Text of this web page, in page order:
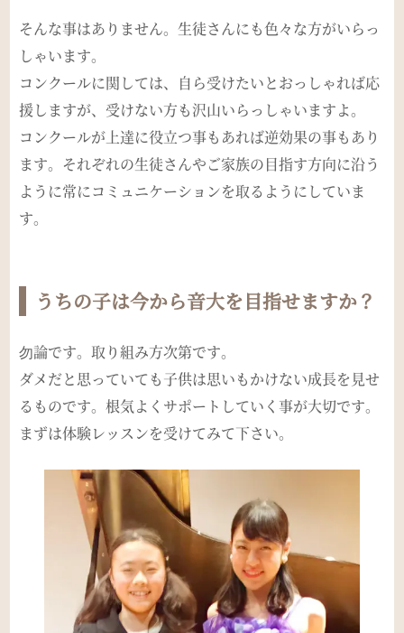
そんな事はありません。生徒さんにも色々な方がいらっ
しゃいます。
コンクールに関しては、自ら受けたいとおっしゃれば応
援しますが、受けない方も沢山いらっしゃいますよ。
コンクールが上達に役立つ事もあれば逆効果の事もあり
ます。それぞれの生徒さんやご家族の目指す方向に沿う
ように常にコミュニケーションを取るようにしていま
す。
うちの子は今から音大を目指せますか？
勿論です。取り組み方次第です。
ダメだと思っていても子供は思いもかけない成長を見せ
るものです。根気よくサポートしていく事が大切です。
まずは体験レッスンを受けてみて下さい。